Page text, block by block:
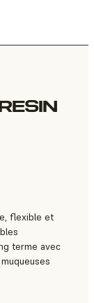
flexible et
terme avec